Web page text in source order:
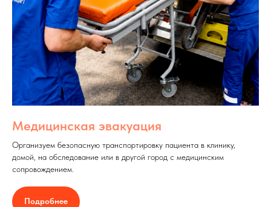
Медицинская эвакуация
Организуем безопасную транспортировку пациента в клинику,
домой, на обследование или в другой город с медицинским
сопровождением.
Подробнее